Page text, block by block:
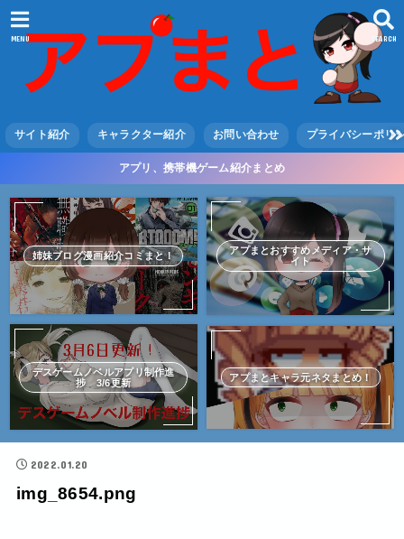
SEARCH
MENU
サイト紹介 キャラクター紹介 お問い合わせ プライバシーポリ
アプリ、携帯機ゲーム紹介まとめ
姉妹ブログ漫画紹介コミまと！
アプまとおすすめメディア・サ
イト
デスゲームノベルアプリ制作進
捗 3/6更新
アプまとキャラ元ネタまとめ！
2022.01.20
img_8654.png